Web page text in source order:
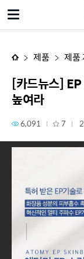
제품 제품
[카드뉴스]
높여라
6,091 7